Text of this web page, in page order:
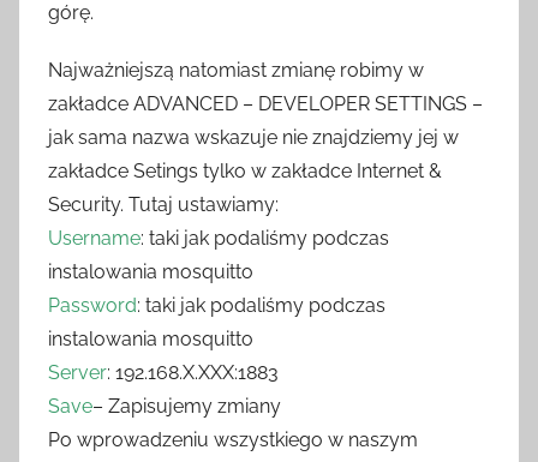
górę.
Najważniejszą natomiast zmianę robimy w
zakładce ADVANCED – DEVELOPER SETTINGS –
jak sama nazwa wskazuje nie znajdziemy jej w
zakładce Setings tylko w zakładce Internet &
Security. Tutaj ustawiamy:
Username: taki jak podaliśmy podczas
instalowania mosquitto
Password: taki jak podaliśmy podczas
instalowania mosquitto
Server: 192.168.X.XXX:1883
Save– Zapisujemy zmiany
Po wprowadzeniu wszystkiego w naszym